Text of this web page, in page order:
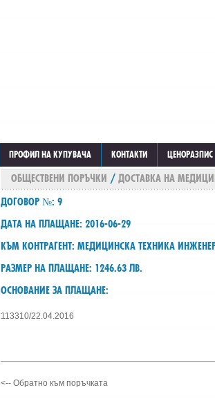
ПРОФИЛ НА КУПУВАЧА КОНТАКТИ ЦЕНОРАЗПИС
ОБЩЕСТВЕНИ ПОРЪЧКИ / ДОСТАВКА НА
ДОГОВОР №: 9
ДАТА НА ПЛАЩАНЕ: 2016-06-29
КЪМ КОНТРАГЕНТ: МЕДИЦИНСКА ТЕХНИКА
РАЗМЕР НА ПЛАЩАНЕ: 1246.63 ЛВ.
ОСНОВАНИЕ ЗА ПЛАЩАНЕ:
113310/22.04.2016
<-- Обратно към поръчката